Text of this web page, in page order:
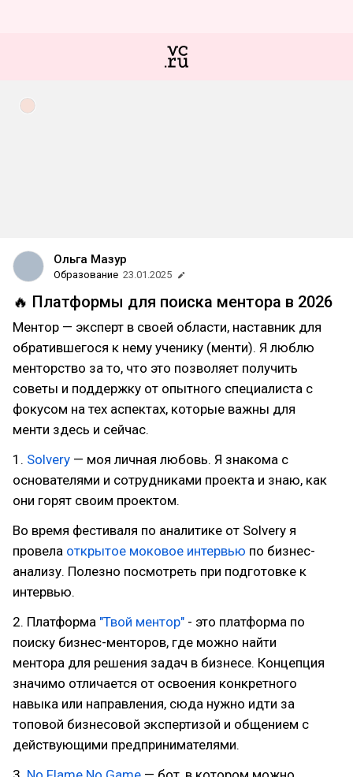
Ольга Мазур
Образование 23.01.2025
🔥 Платформы для поиска ментора в 2026
Ментор — эксперт в своей области, наставник для
обратившегося к нему ученику (менти). Я люблю
менторство за то, что это позволяет получить
советы и поддержку от опытного специалиста с
фокусом на тех аспектах, которые важны для
менти здесь и сейчас.
1. Solvery — моя личная любовь. Я знакома с
основателями и сотрудниками проекта и знаю, как
они горят своим проектом.
Во время фестиваля по аналитике от Solvery я
провела открытое моковое интервью по бизнес-
анализу. Полезно посмотреть при подготовке к
интервью.
2. Платформа "Твой ментор" - это платформа по
поиску бизнес-менторов, где можно найти
ментора для решения задач в бизнесе. Концепция
значимо отличается от освоения конкретного
навыка или направления, сюда нужно идти за
топовой бизнесовой экспертизой и общением с
действующими предпринимателями.